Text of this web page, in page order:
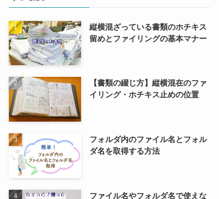
縦横混ざっている書類のホチキス
留めとファイリングの基本マナー
【書類の綴じ方】縦横混在のファ
イリング・ホチキス止めの位置
フォルダ内のファイル名とフォル
ダ名を取得する方法
ファイル名やフォルダ名で使えな